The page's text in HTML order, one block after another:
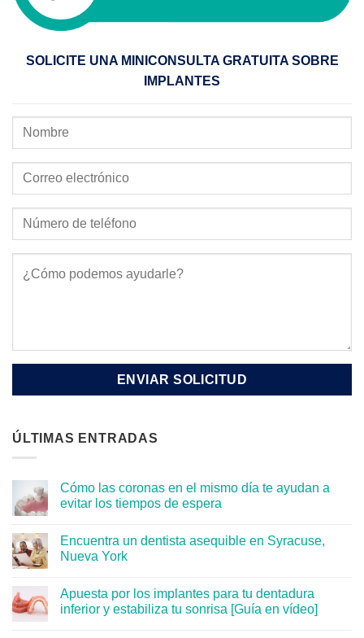
SOLICITE UNA MINICONSULTA GRATUITA SOBRE
IMPLANTES
ÚLTIMAS ENTRADAS
Cómo las coronas en el mismo día te ayudan a
evitar los tiempos de espera
Encuentra un dentista asequible en Syracuse,
Nueva York
Apuesta por los implantes para tu dentadura
inferior y estabiliza tu sonrisa [Guía en vídeo]